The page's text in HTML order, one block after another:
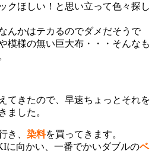
クほしい！と思い立って色々探し
んかはテカるのでダメだそうで
模様の無い巨大布・・・そんなも
てきたので、早速ちょっとそれを
ました。
き、 染料を買ってきます。
に向かい、一番でかいダブルのベ